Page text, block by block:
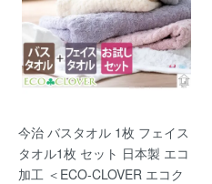
今治 バスタオル 1枚 フェイス
タオル1枚 セット 日本製 エコ
加工 ＜ECO-CLOVER エコク